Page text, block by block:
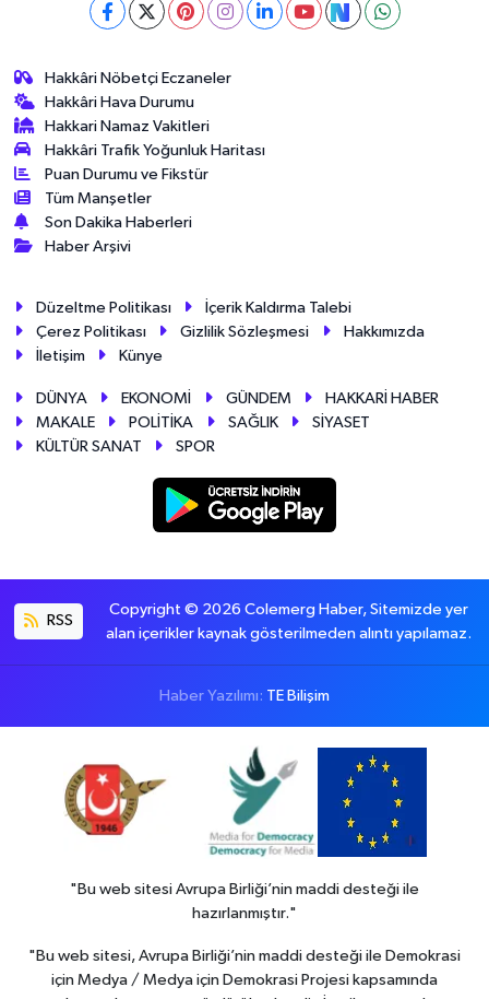
Hakkâri Nöbetçi Eczaneler
Hakkâri Hava Durumu
Hakkari Namaz Vakitleri
Hakkâri Trafik Yoğunluk Haritası
Puan Durumu ve Fikstür
Tüm Manşetler
Son Dakika Haberleri
Haber Arşivi
Düzeltme Politikası
İçerik Kaldırma Talebi
Çerez Politikası
Gizlilik Sözleşmesi
Hakkımızda
İletişim
Künye
DÜNYA EKONOMİ GÜNDEM
HAKKARİ HABER
MAKALE
POLİTİKA SAĞLIK
SİYASET
KÜLTÜR SANAT
SPOR
RSS
Copyright © 2026 Colemerg Haber, Sitemizde yer
alan içerikler kaynak gösterilmeden alıntı yapılamaz.
Haber Yazılımı: TE Bilişim
"Bu web sitesi Avrupa Birliği’nin maddi desteği ile
hazırlanmıştır."
"Bu web sitesi, Avrupa Birliği’nin maddi desteği ile Demokrasi
için Medya / Medya için Demokrasi Projesi kapsamında